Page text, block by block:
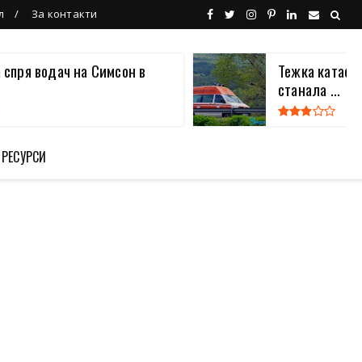
За контакти
водач на Симсон в
Тежка
станала ...